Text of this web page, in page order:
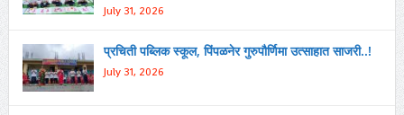
July 31, 2026
प्रचिती पब्लिक स्कूल, पिंपळनेर गुरुपौर्णिमा उत्साहात साजरी..!
July 31, 2026